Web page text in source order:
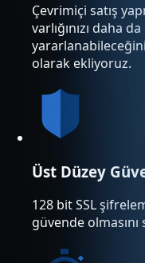
Çevrimiçi satış
varlığınızı daha
olarak ekliyoruz.
Üst Düzey
128 bit SSL
güvende olmasını